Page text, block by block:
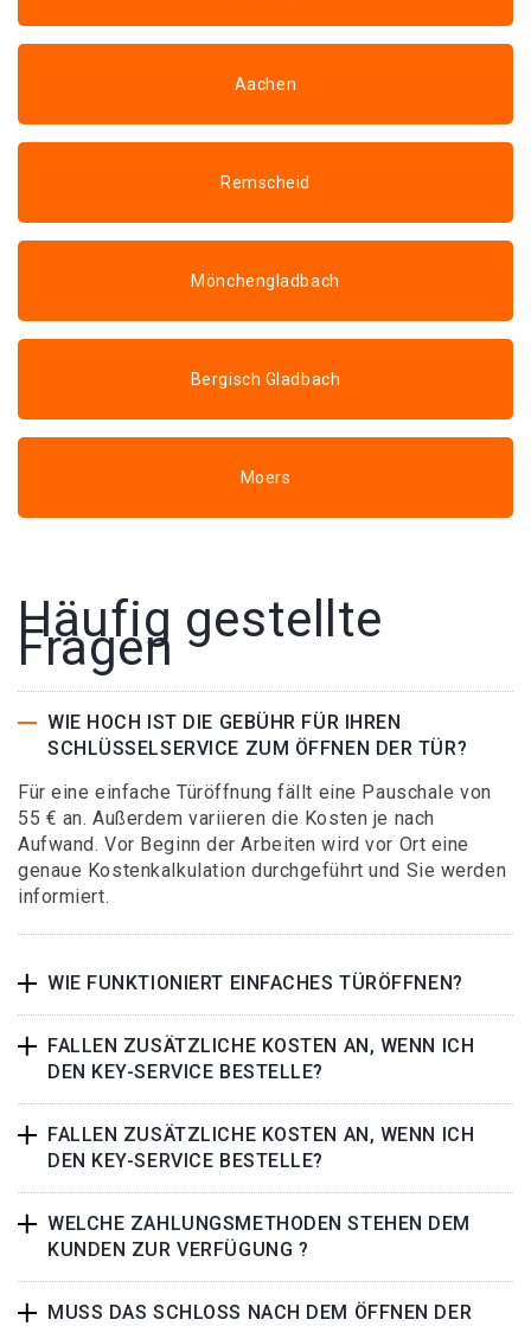
Aachen
Remscheid
Mönchengladbach
Bergisch Gladbach
Moers
Häufig gestellte
Fragen
WIE HOCH IST DIE GEBÜHR FÜR IHREN
SCHLÜSSELSERVICE ZUM ÖFFNEN DER TÜR?
Für eine einfache Türöffnung fällt eine Pauschale von
55 € an. Außerdem variieren die Kosten je nach
Aufwand. Vor Beginn der Arbeiten wird vor Ort eine
genaue Kostenkalkulation durchgeführt und Sie werden
informiert.
WIE FUNKTIONIERT EINFACHES TÜRÖFFNEN?
FALLEN ZUSÄTZLICHE KOSTEN AN, WENN ICH
DEN KEY-SERVICE BESTELLE?
FALLEN ZUSÄTZLICHE KOSTEN AN, WENN ICH
DEN KEY-SERVICE BESTELLE?
WELCHE ZAHLUNGSMETHODEN STEHEN DEM
KUNDEN ZUR VERFÜGUNG ?
MUSS DAS SCHLOSS NACH DEM ÖFFNEN DER